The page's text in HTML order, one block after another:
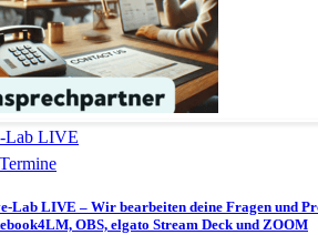
Lab LIVE
Lab LIVE – Wir bearbeiten deine Fragen und
OBS, elgato Stream Deck und ZOOM